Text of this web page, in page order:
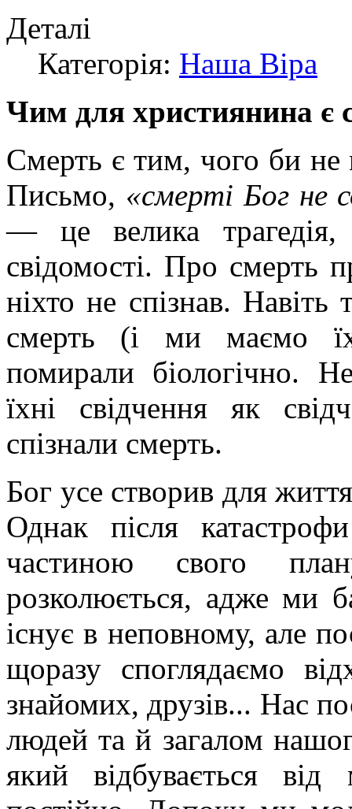
Деталі
Категорія: Наша Віра
Чим для християнина є
Смерть є тим, чого би не
Письмо, «смерті Бог не
— це велика
свідомості. Про смерть
ніхто не спізнав.
смерть (і ми маємо
помирали біологічно.
їхні свідчення як
спізнали смерть.
Бог усе створив для
Однак після
частиною свого
розколюється, адже ми
існує в неповному, але
щоразу споглядаємо
знайомих, друзів... Нас
людей та й загалом
який відбувається